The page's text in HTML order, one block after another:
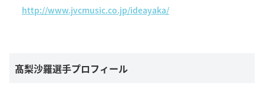
http://www.jvcmusic.co.jp/ideayaka/
髙梨沙羅選手プロフィール